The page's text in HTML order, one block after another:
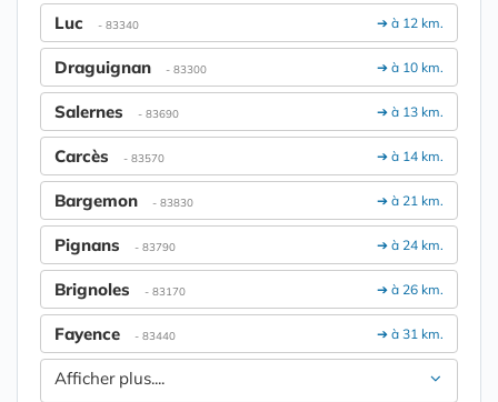
➔ à 12 km.
Luc - 83340
➔ à 10 km.
Draguignan - 83300
➔ à 13 km.
Salernes - 83690
➔ à 14 km.
Carcès - 83570
➔ à 21 km.
Bargemon - 83830
➔ à 24 km.
Pignans - 83790
➔ à 26 km.
Brignoles - 83170
➔ à 31 km.
Fayence - 83440
Afficher plus....